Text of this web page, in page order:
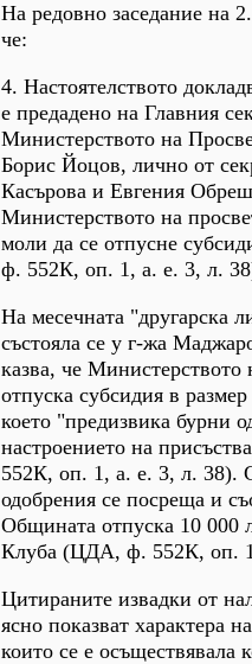
На редовно заседание на
че:
4. Настоятелството
е предадено на Главния
Министерството на
Борис Йоцов, лично от
Касърова и Евгения
Министерството на
моли да се отпусне
ф. 552К, оп. 1, а. е. 3, л.
На месечната "другарска
състояла се у г-жа
казва, че Министерството
отпуска субсидия в
което "предизвика бурни
настроението на
552К, оп. 1, а. е. 3, л. 38).
одобрения се посреща и
Общината отпуска 10 000
Клуба (ЦДА, ф. 552К, оп.
Цитираните извадки от
ясно показват характера
които се е осъществявала